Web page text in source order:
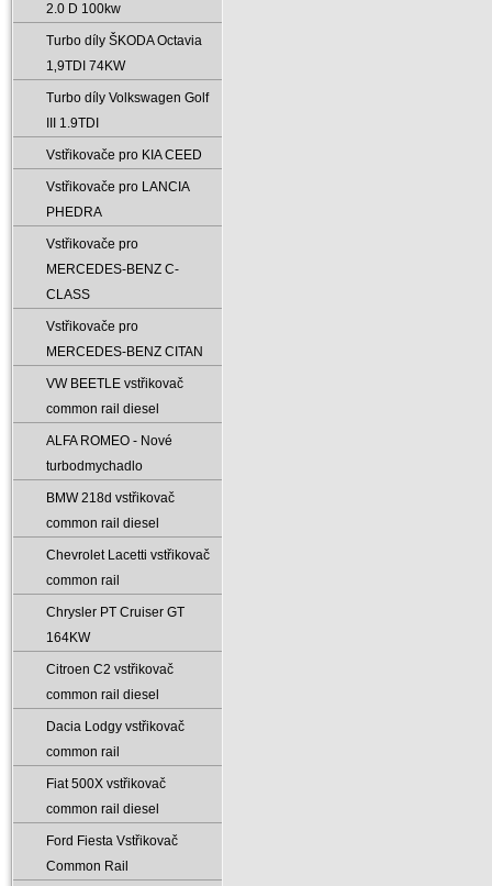
2.0 D 100kw
Turbo díly ŠKODA Octavia
1‚9TDI 74KW
Turbo díly Volkswagen Golf
III 1.9TDI
Vstřikovače pro KIA CEED
Vstřikovače pro LANCIA
PHEDRA
Vstřikovače pro
MERCEDES-BENZ C-
CLASS
Vstřikovače pro
MERCEDES-BENZ CITAN
VW BEETLE vstřikovač
common rail diesel
ALFA ROMEO - Nové
turbodmychadlo
BMW 218d vstřikovač
common rail diesel
Chevrolet Lacetti vstřikovač
common rail
Chrysler PT Cruiser GT
164KW
Citroen C2 vstřikovač
common rail diesel
Dacia Lodgy vstřikovač
common rail
Fiat 500X vstřikovač
common rail diesel
Ford Fiesta Vstřikovač
Common Rail